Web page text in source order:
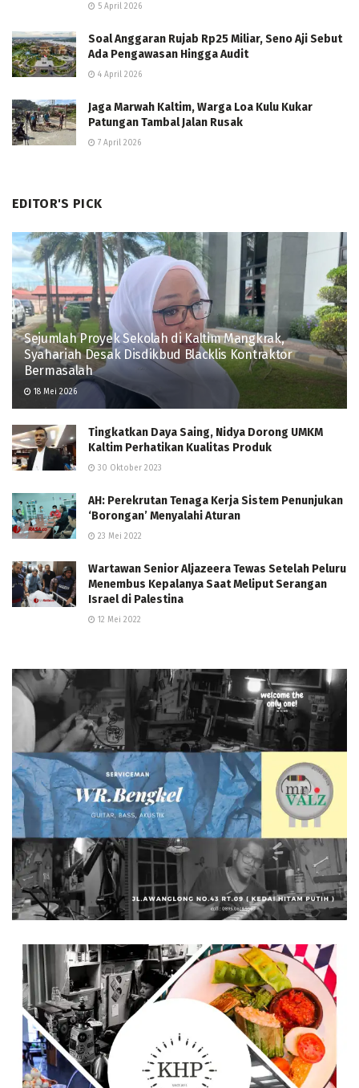
5 April 2026
Soal Anggaran Rujab Rp25 Miliar, Seno Aji Sebut
Ada Pengawasan Hingga Audit
4 April 2026
Jaga Marwah Kaltim, Warga Loa Kulu Kukar
Patungan Tambal Jalan Rusak
7 April 2026
EDITOR'S PICK
Sejumlah Proyek Sekolah di Kaltim Mangkrak,
Syahariah Desak Disdikbud Blacklis Kontraktor
Bermasalah
18 Mei 2026
Tingkatkan Daya Saing, Nidya Dorong UMKM
Kaltim Perhatikan Kualitas Produk
30 Oktober 2023
AH: Perekrutan Tenaga Kerja Sistem Penunjukan
‘Borongan’ Menyalahi Aturan
23 Mei 2022
Wartawan Senior Aljazeera Tewas Setelah Peluru
Menembus Kepalanya Saat Meliput Serangan
Israel di Palestina
12 Mei 2022